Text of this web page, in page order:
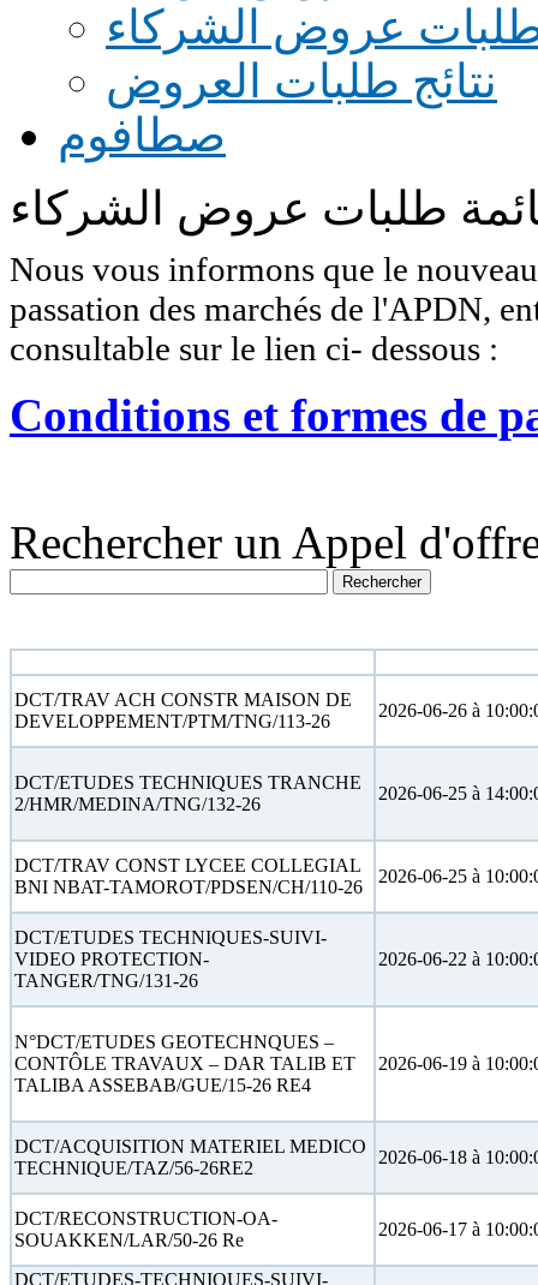
طلبات عروض الشركاء
نتائج طلبات العروض
صطافوم
طلبات عروض الشركاء
Nous vous informons que le
passation des marchés de l'APDN,
consultable sur le lien ci- dessous :
Conditions et formes de
Rechercher un Appel
DCT/TRAV ACH CONSTR MAISON DE
DEVELOPPEMENT/PTM/TNG/113-26
2026-06-26 à
DCT/ETUDES TECHNIQUES TRANCHE
2/HMR/MEDINA/TNG/132-26
2026-06-25 à
DCT/TRAV CONST LYCEE COLLEGIAL
BNI NBAT-TAMOROT/PDSEN/CH/110-26
2026-06-25 à
DCT/ETUDES TECHNIQUES-SUIVI-
VIDEO PROTECTION-
TANGER/TNG/131-26
2026-06-22 à
N°DCT/ETUDES GEOTECHNQUES –
CONTÔLE TRAVAUX – DAR TALIB ET
TALIBA ASSEBAB/GUE/15-26 RE4
2026-06-19 à
DCT/ACQUISITION MATERIEL MEDICO
TECHNIQUE/TAZ/56-26RE2
2026-06-18 à
DCT/RECONSTRUCTION-OA-
SOUAKKEN/LAR/50-26 Re
2026-06-17 à
DCT/ETUDES-TECHNIQUES-SUIVI-